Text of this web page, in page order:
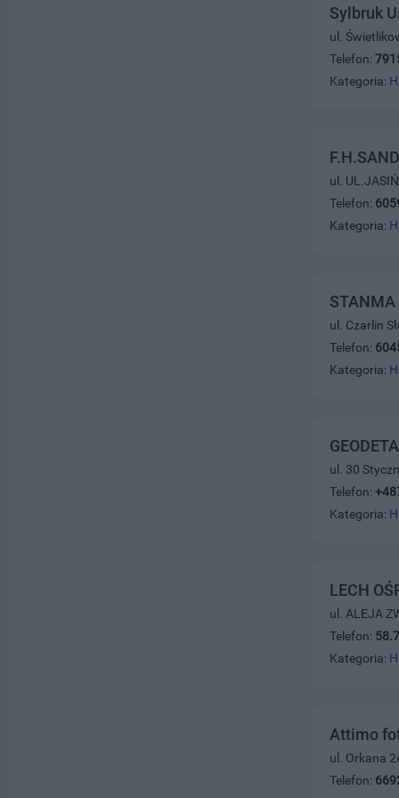
Sylbruk
ul.
Telefon:
Kategoria:
ul.
Telefon:
Kategoria:
ul. Czarlin
Telefon:
Kategoria:
ul. 30
Telefon:
Kategoria:
LECH
ul. ALEJA
Telefon:
Kategoria:
Attimo
ul. Orkana
Telefon: